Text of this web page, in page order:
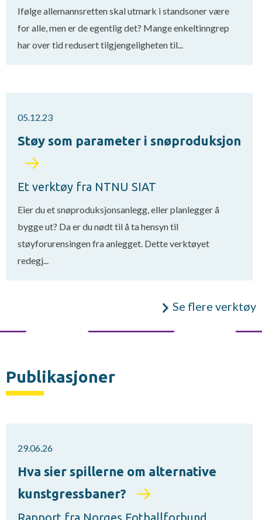
Ifølge allemannsretten skal utmark i standsoner være
for alle, men er de egentlig det? Mange enkeltinngrep
har over tid redusert tilgjengeligheten til...
05.12.23
Støy som parameter i snøproduksjon
Et verktøy fra NTNU SIAT
Eier du et snøproduksjonsanlegg, eller planlegger å
bygge ut? Da er du nødt til å ta hensyn til
støyforurensingen fra anlegget. Dette verktøyet
redegj...
Se flere verktøy
Publikasjoner
29.06.26
Hva sier spillerne om alternative
kunstgressbaner?